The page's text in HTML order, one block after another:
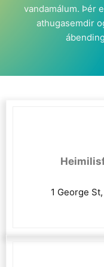
vandamálum. Þér
athugasemdir
1 George